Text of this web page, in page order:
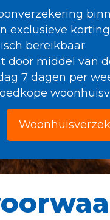
exclusieve
bereikbaar
door middel van
7 dagen per